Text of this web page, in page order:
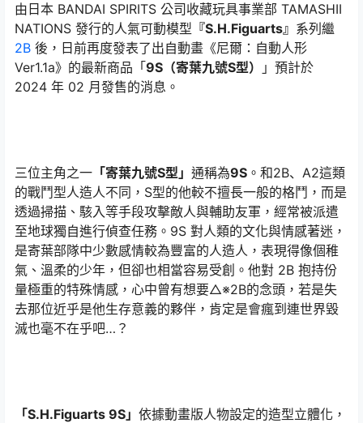
由日本 BANDAI SPIRITS 公司收藏玩具事業部 TAMASHII
NATIONS 發行的人氣可動模型 『S.H.Figuarts』 系列繼
2B 後，日前再度發表了出自動畫《尼爾：自動人形
Ver1.1a》的最新商品「9S（寄葉九號S型）
」預計於
2024 年 02 月發售的消息。
三位主角之一 「寄葉九號S型」 通稱為9S 。和2B、A2這類
的戰鬥型人造人不同，S型的他較不擅長一般的格鬥，而是
透過掃描、駭入等手段攻擊敵人與輔助友軍，經常被派遣
至地球獨自進行偵查任務。9S 對人類的文化與情感著迷，
是寄葉部隊中少數感情較為豐富的人造人，表現得像個稚
氣、溫柔的少年，但卻也相當容易受創。他對 2B 抱持份
量極重的特殊情感，心中曾有想要△※2B的念頭，若是失
去那位近乎是他生存意義的夥伴，肯定是會瘋到連世界毀
滅也毫不在乎吧…？
「S.H.Figuarts 9S」 依據動畫版人物設定的造型立體化，